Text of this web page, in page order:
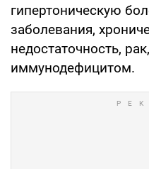
гипертоническую
заболевания,
недостаточность,
иммунодефицитом.